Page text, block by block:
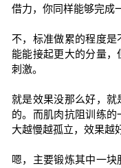
借力，你同样能够完成
不，标准做累的程度
能能接起更大的分量
刺激。
就是效果没那么好，就
的。而肌肉抗阻训练
大越慢越孤立，效果越
嗯，主要锻炼其中一